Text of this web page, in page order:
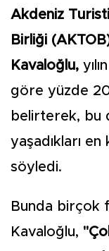
Akdeniz
Birliği
Kavaloğlu,
göre yüzde 20
belirterek, bu
yaşadıkları
söyledi.
Bunda birçok
Kavaloğlu,